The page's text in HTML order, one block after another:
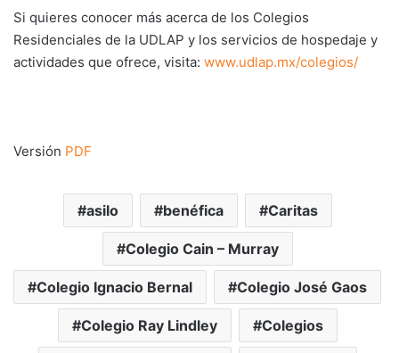
Si quieres conocer más acerca de los Colegios
Residenciales de la UDLAP y los servicios de hospedaje y
actividades que ofrece, visita: www.udlap.mx/colegios/
Versión PDF
asilo benéfica Caritas
Colegio Cain – Murray
Colegio Ignacio Bernal Colegio José Gaos
Colegio Ray Lindley Colegios